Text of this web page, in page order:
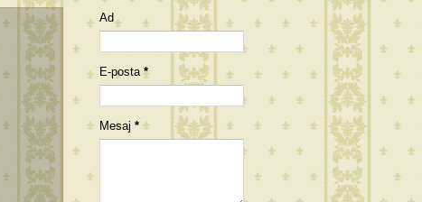
Ad
E-posta*
Mesaj *